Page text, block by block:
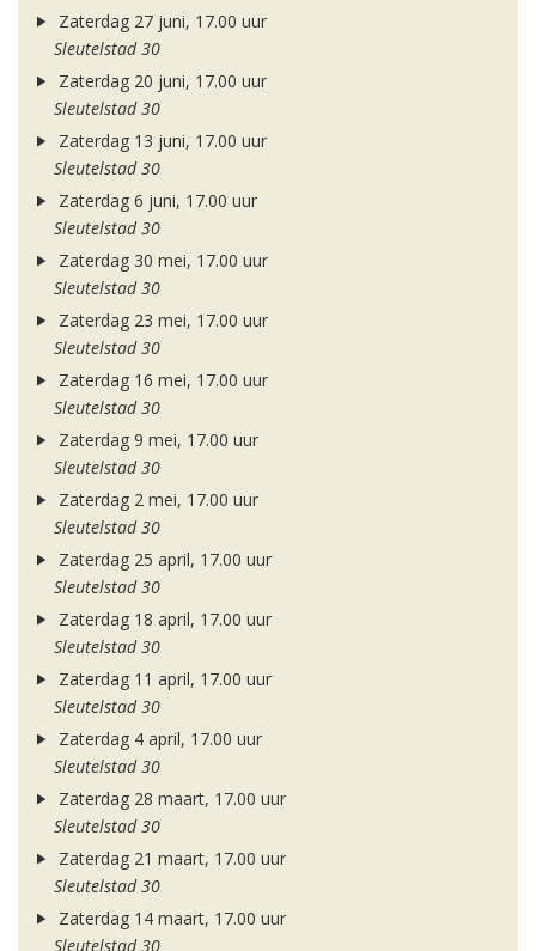
Zaterdag 27 juni, 17.00 uur
Sleutelstad 30
Zaterdag 20 juni, 17.00 uur
Sleutelstad 30
Zaterdag 13 juni, 17.00 uur
Sleutelstad 30
Zaterdag 6 juni, 17.00 uur
Sleutelstad 30
Zaterdag 30 mei, 17.00 uur
Sleutelstad 30
Zaterdag 23 mei, 17.00 uur
Sleutelstad 30
Zaterdag 16 mei, 17.00 uur
Sleutelstad 30
Zaterdag 9 mei, 17.00 uur
Sleutelstad 30
Zaterdag 2 mei, 17.00 uur
Sleutelstad 30
Zaterdag 25 april, 17.00 uur
Sleutelstad 30
Zaterdag 18 april, 17.00 uur
Sleutelstad 30
Zaterdag 11 april, 17.00 uur
Sleutelstad 30
Zaterdag 4 april, 17.00 uur
Sleutelstad 30
Zaterdag 28 maart, 17.00 uur
Sleutelstad 30
Zaterdag 21 maart, 17.00 uur
Sleutelstad 30
Zaterdag 14 maart, 17.00 uur
Sleutelstad 30